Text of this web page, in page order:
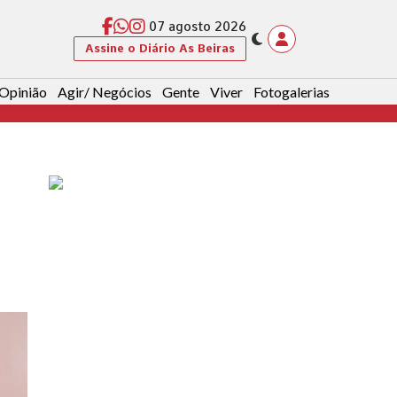
07 agosto 2026
Assine o Diário As Beiras
Agir/ Negócios Gente Viver Fotogalerias